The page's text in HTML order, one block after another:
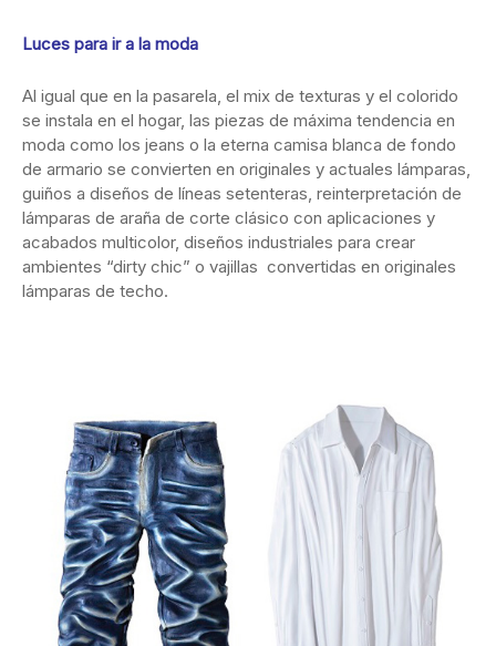
Luces para ir a la moda
Al igual que en la pasarela, el mix de texturas y el colorido
se instala en el hogar, las piezas de máxima tendencia en
moda como los jeans o la eterna camisa blanca de fondo
de armario se convierten en originales y actuales lámparas,
guiños a diseños de líneas setenteras, reinterpretación de
lámparas de araña de corte clásico con aplicaciones y
acabados multicolor, diseños industriales para crear
ambientes “dirty chic” o vajillas convertidas en originales
lámparas de techo.